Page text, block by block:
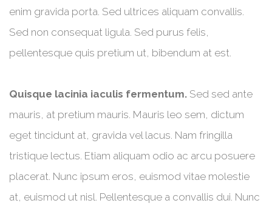
enim gravida porta. Sed ultrices aliquam convallis.
Sed non consequat ligula. Sed purus felis,
pellentesque quis pretium ut, bibendum at est.
Quisque lacinia iaculis fermentum. Sed sed ante
mauris, at pretium mauris. Mauris leo sem, dictum
eget tincidunt at, gravida vel lacus. Nam fringilla
tristique lectus. Etiam aliquam odio ac arcu posuere
placerat. Nunc ipsum eros, euismod vitae molestie
at, euismod ut nisl. Pellentesque a convallis dui. Nunc